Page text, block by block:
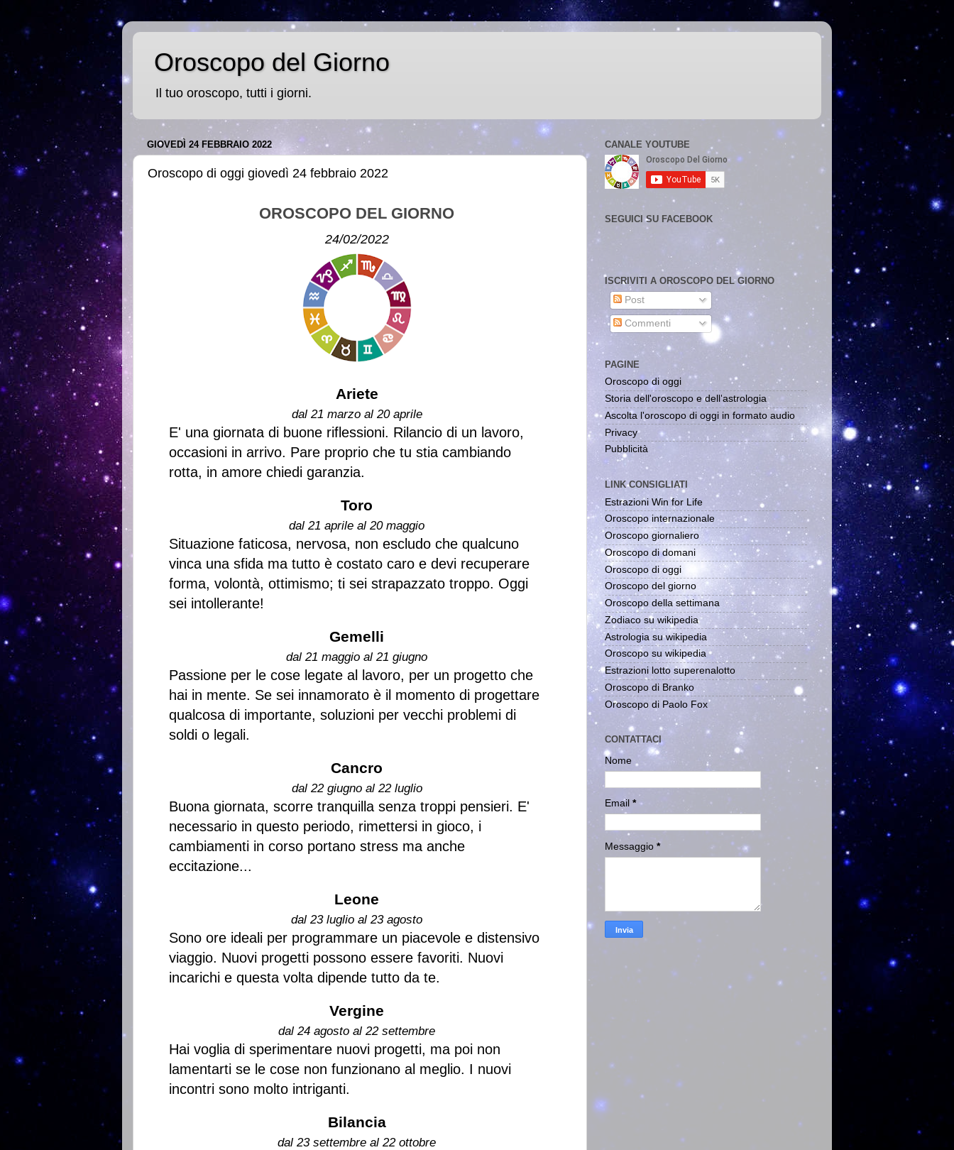
Oroscopo del Giorno
Il tuo oroscopo, tutti i giorni.
GIOVEDÌ 24 FEBBRAIO 2022
Oroscopo di oggi giovedì 24 febbraio 2022
OROSCOPO DEL GIORNO
24/02/2022
Ariete
dal 21 marzo al 20 aprile
E' una giornata di buone riflessioni. Rilancio di un lavoro,
occasioni in arrivo. Pare proprio che tu stia cambiando
rotta, in amore chiedi garanzia.
Toro
dal 21 aprile al 20 maggio
Situazione faticosa, nervosa, non escludo che qualcuno
vinca una sfida ma tutto è costato caro e devi recuperare
forma, volontà, ottimismo; ti sei strapazzato troppo. Oggi
sei intollerante!
Gemelli
dal 21 maggio al 21 giugno
Passione per le cose legate al lavoro, per un progetto che
hai in mente. Se sei innamorato è il momento di progettare
qualcosa di importante, soluzioni per vecchi problemi di
soldi o legali.
Cancro
dal 22 giugno al 22 luglio
Buona giornata, scorre tranquilla senza troppi pensieri. E'
necessario in questo periodo, rimettersi in gioco, i
cambiamenti in corso portano stress ma anche
eccitazione...
Leone
dal 23 luglio al 23 agosto
Sono ore ideali per programmare un piacevole e distensivo
viaggio. Nuovi progetti possono essere favoriti. Nuovi
incarichi e questa volta dipende tutto da te.
Vergine
dal 24 agosto al 22 settembre
Hai voglia di sperimentare nuovi progetti, ma poi non
lamentarti se le cose non funzionano al meglio. I nuovi
incontri sono molto intriganti.
Bilancia
dal 23 settembre al 22 ottobre
CANALE YOUTUBE
SEGUICI SU FACEBOOK
ISCRIVITI A OROSCOPO DEL GIORNO
Post
Commenti
PAGINE
Oroscopo di oggi
Storia dell'oroscopo e dell'astrologia
Ascolta l'oroscopo di oggi in formato audio
Privacy
Pubblicità
LINK CONSIGLIATI
Estrazioni Win for Life
Oroscopo internazionale
Oroscopo giornaliero
Oroscopo di domani
Oroscopo di oggi
Oroscopo del giorno
Oroscopo della settimana
Zodiaco su wikipedia
Astrologia su wikipedia
Oroscopo su wikipedia
Estrazioni lotto superenalotto
Oroscopo di Branko
Oroscopo di Paolo Fox
CONTATTACI
Nome
Email *
Messaggio *